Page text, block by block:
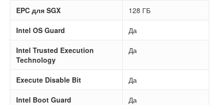
EPC для SGX 128 ГБ
Intel OS Guard Да
Intel Trusted Execution
Technology
Да
Execute Disable Bit Да
Intel Boot Guard Да